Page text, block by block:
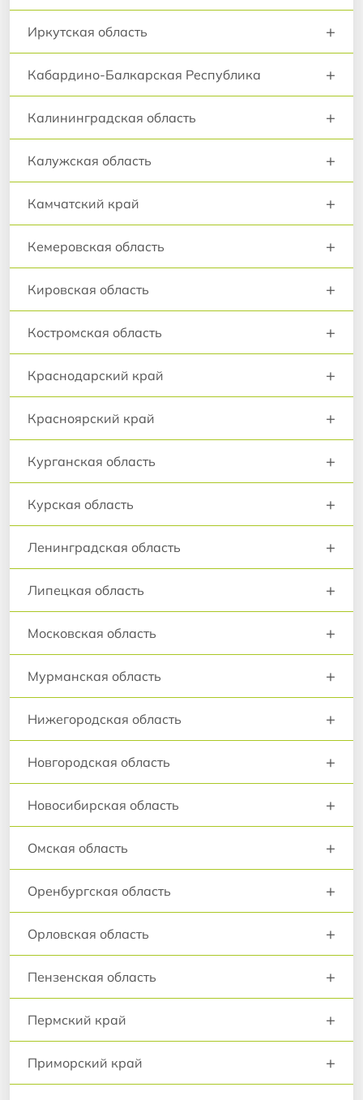
Иркутская область +
Кабардино-Балкарская Республика +
Калининградская область +
Калужская область +
Камчатский край +
Кемеровская область +
Кировская область +
Костромская область +
Краснодарский край +
Красноярский край +
Курганская область +
Курская область +
Ленинградская область +
Липецкая область +
Московская область +
Мурманская область +
Нижегородская область +
Новгородская область +
Новосибирская область +
Омская область +
Оренбургская область +
Орловская область +
Пензенская область +
Пермский край +
Приморский край +